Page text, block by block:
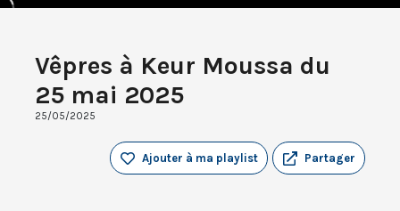
Vêpres à Keur Moussa du
25 mai 2025
25/05/2025
Partager
Ajouter à ma playlist